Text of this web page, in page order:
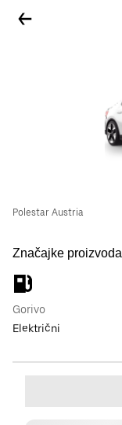
Polestar Austria
Značajke proizvoda
Gorivo
Električni